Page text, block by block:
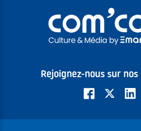
Rejoignez-nous sur nos